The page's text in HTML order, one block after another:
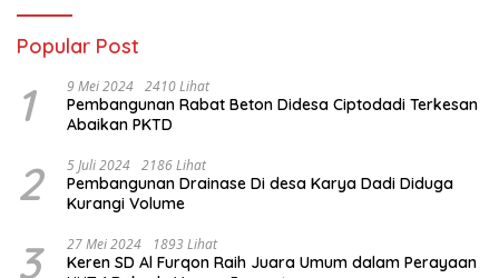
Popular Post
1 9 Mei 2024 2410 Lihat
Pembangunan Rabat Beton Didesa Ciptodadi Terkesan
Abaikan PKTD
2 5 Juli 2024 2186 Lihat
Pembangunan Drainase Di desa Karya Dadi Diduga
Kurangi Volume
3 27 Mei 2024 1893 Lihat
Keren SD Al Furqon Raih Juara Umum dalam Perayaan